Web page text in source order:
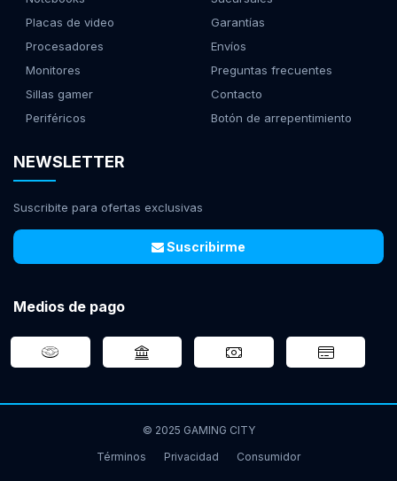
Placas de video
Procesadores
Monitores
Sillas gamer
Periféricos
Garantías
Envíos
Preguntas frecuentes
Contacto
Botón de arrepentimiento
NEWSLETTER
Suscribite para ofertas exclusivas
Suscribirme
Medios de pago
© 2025 GAMING CITY
Términos
Privacidad Consumidor